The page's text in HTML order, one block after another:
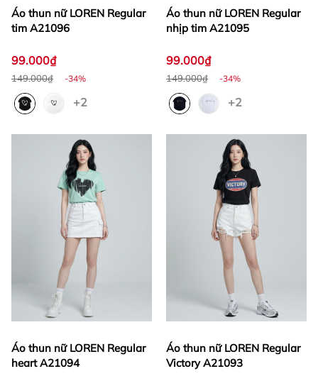
Áo thun nữ LOREN Regular
tim A21096
99.000₫
149.000₫ -34%
+2
Áo thun nữ LOREN Regular
nhịp tim A21095
99.000₫
149.000₫ -34%
+2
Áo thun nữ LOREN Regular
heart A21094
Áo thun nữ LOREN Regular
Victory A21093